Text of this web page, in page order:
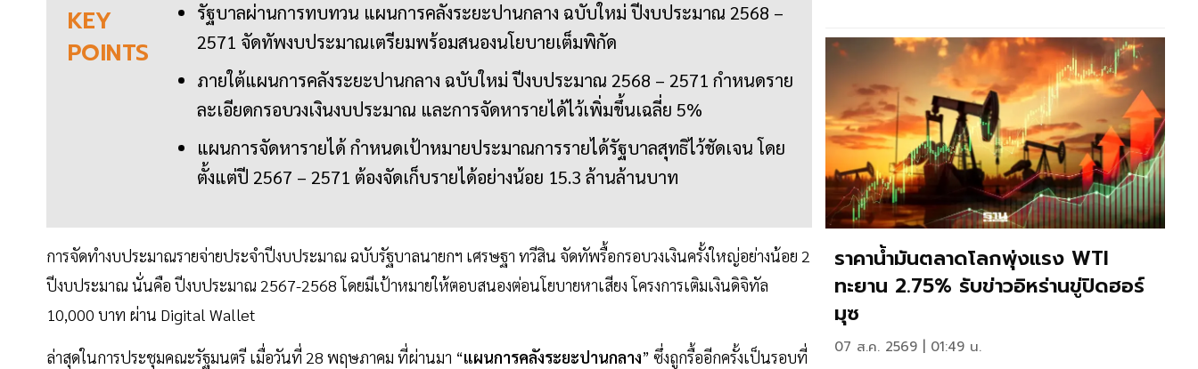
KEY
POINTS
รัฐบาลผ่านการทบทวน แผนการคลังระยะปานกลาง ฉบับใหม่ ปีงบประมาณ 2568 –
2571 จัดทัพงบประมาณเตรียมพร้อมสนองนโยบายเต็มพิกัด
ภายใต้แผนการคลังระยะปานกลาง ฉบับใหม่ ปีงบประมาณ 2568 – 2571 กำหนดราย
ละเอียดกรอบวงเงินงบประมาณ และการจัดหารายได้ไว้เพิ่มขึ้นเฉลี่ย 5%
แผนการจัดหารายได้ กำหนดเป้าหมายประมาณการรายได้รัฐบาลสุทธิไว้ชัดเจน โดย
ตั้งแต่ปี 2567 – 2571 ต้องจัดเก็บรายได้อย่างน้อย 15.3 ล้านล้านบาท
การจัดทำงบประมาณรายจ่ายประจำปีงบประมาณ ฉบับรัฐบาลนายกฯ เศรษฐา ทวีสิน จัดทัพรื้อกรอบวงเงินครั้งใหญ่อย่างน้อย 2
ปีงบประมาณ นั่นคือ ปีงบประมาณ 2567-2568 โดยมีเป้าหมายให้ตอบสนองต่อนโยบายหาเสียง โครงการเติมเงินดิจิทัล
10,000 บาท ผ่าน Digital Wallet
ล่าสุดในการประชุมคณะรัฐมนตรี เมื่อวันที่ 28 พฤษภาคม ที่ผ่านมา “แผนการคลังระยะปานกลาง” ซึ่งถูกรื้ออีกครั้งเป็นรอบที่
ราคาน้ำมันตลาดโลกพุ่งแรง WTI
ทะยาน 2.75% รับข่าวอิหร่านขู่ปิดฮอร์
มุซ
07 ส.ค. 2569 | 01:49 น.